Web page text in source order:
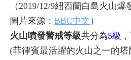
（2019/12/9紐西蘭白島火山爆
圖片來源： BBC中文 ）
火山噴發警戒等級共分為5級
(菲律賓最活躍的火山之一的